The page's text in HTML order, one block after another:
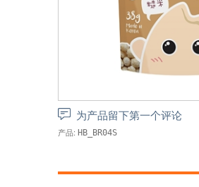
为产品留下第一个评论
产品: HB_BR04S